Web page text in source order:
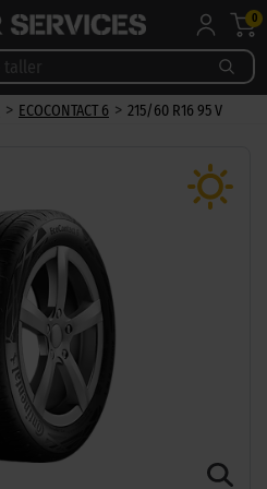
0
> ECOCONTACT 6 > 215/60 R16 95 V